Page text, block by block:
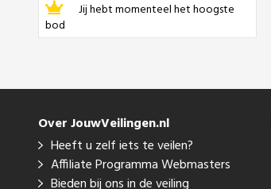
Jij hebt momenteel het hoogste
bod
Over JouwVeilingen.nl
Heeft u zelf iets te veilen?
Affiliate Programma Webmasters
Bieden bij ons in de veiling